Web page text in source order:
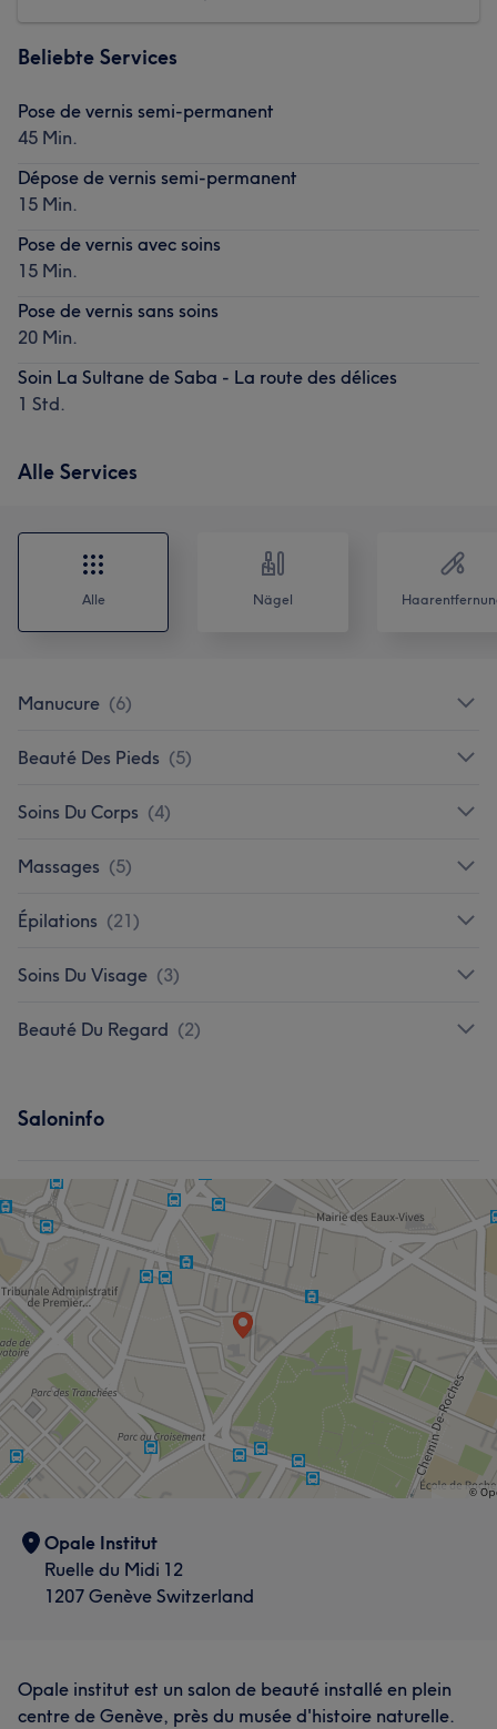
Beliebte Services
Pose de vernis semi-permanent
45 Min.
Dépose de vernis semi-permanent
15 Min.
Pose de vernis avec soins
15 Min.
Pose de vernis sans soins
20 Min.
Soin La Sultane de Saba - La route des délices
1 Std.
Alle Services
Alle Nägel
Manucure (6)
Beauté Des Pieds (5)
Soins Du Corps (4)
Massages (5)
Épilations (21)
Soins Du Visage (3)
Beauté Du Regard (2)
Saloninfo
Opale Institut
Ruelle du Midi 12
1207 Genève Switzerland
Opale institut est un salon de beauté installé en plein
centre de Genève, près du musée d'histoire naturelle.